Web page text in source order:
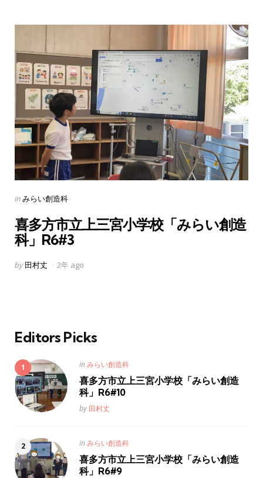
Categories
Posted
inみらい創造科
喜多方市立上三宮小学校「みらい創造
科」R6#3
Posted
by 田村丈 2年 ago
Editors Picks
Posted
in
in みらい創造科
喜多方市立上三宮小学校「みらい創造
科」R6#10
Posted
by 田村丈
Posted
in
in みらい創造科
喜多方市立上三宮小学校「みらい創造
科」R6#9